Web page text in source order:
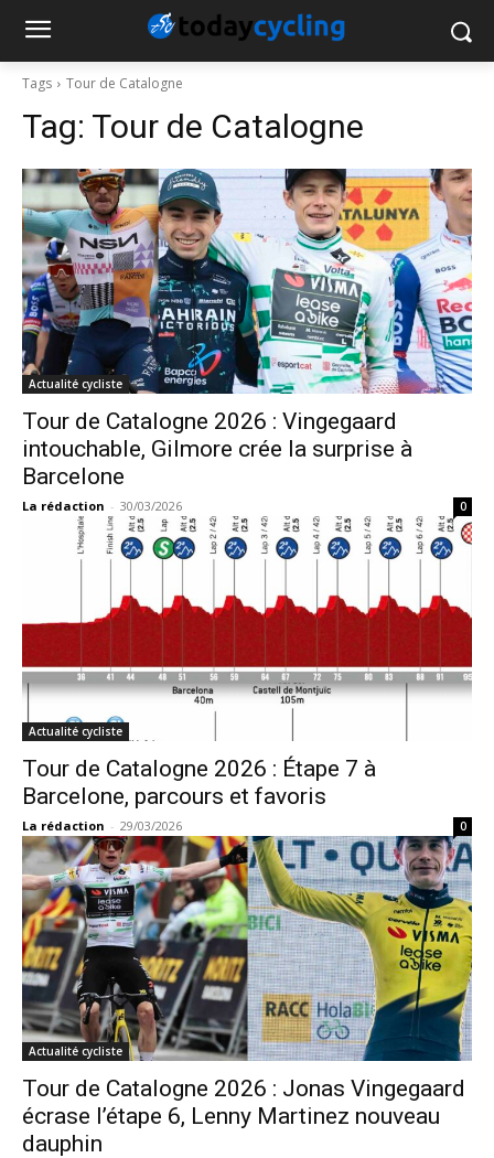
Tags Tour de Catalogne
Tag: Tour de Catalogne
Actualité cycliste
Tour de Catalogne 2026 : Vingegaard
intouchable, Gilmore crée la surprise à
Barcelone
La rédaction - 30/03/2026 0
Actualité cycliste
Tour de Catalogne 2026 : Étape 7 à
Barcelone, parcours et favoris
La rédaction - 29/03/2026 0
Actualité cycliste
Tour de Catalogne 2026 : Jonas Vingegaard
écrase l’étape 6, Lenny Martinez nouveau
dauphin